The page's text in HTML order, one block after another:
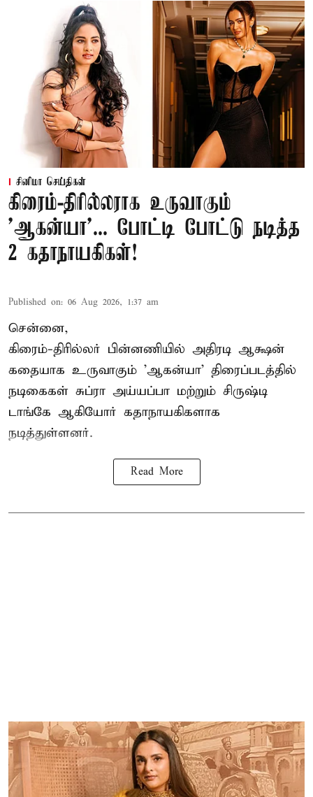
சினிமா செய்திகள்
கிரைம்-திரில்லராக உருவாகும்
'ஆகன்யா'... போட்டி போட்டு நடித்த
2 கதாநாயகிகள்!
Published on: 06 Aug 2026, 1:37 am
சென்னை,
கிரைம்-திரில்லர் பின்னணியில் அதிரடி ஆக்ஷன்
கதையாக உருவாகும் 'ஆகன்யா' திரைப்படத்தில்
நடிகைகள் சுப்ரா அய்யப்பா மற்றும் சிருஷ்டி
டாங்கே ஆகியோர் கதாநாயகிகளாக
நடித்துள்ளனர்.
Read More